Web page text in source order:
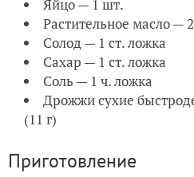
Яйцо — 1 шт.
Растительное масло —
Солод — 1 ст. ложка
Сахар — 1 ст. ложка
Соль — 1 ч. ложка
Дрожжи сухие
(11 г)
Приготовление